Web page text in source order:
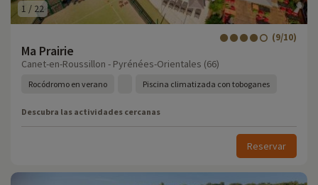
1 / 22
Ma Prairie
(9/10)
Canet-en-Roussillon - Pyrénées-Orientales (66)
Rocódromo en verano Piscina climatizada con toboganes
Descubra las actividades cercanas
Reservar